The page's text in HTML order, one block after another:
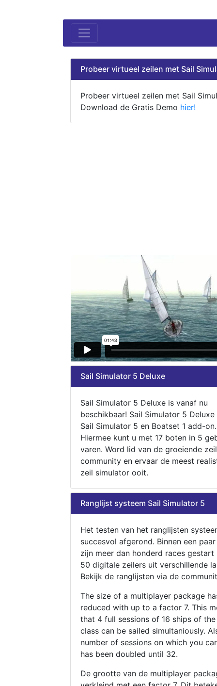
Probeer virtueel zeilen met Sail
Probeer virtueel zeilen met Sail
Download de Gratis Demo hier!
Sail Simulator 5 Deluxe
Sail Simulator 5 Deluxe is vanaf nu
beschikbaar! Sail Simulator 5
Sail Simulator 5 en Boatset 1 add-on.
Hiermee kunt u met 17 boten in 5
varen. Word lid van de groeiende zeil
community en ervaar de meest
zeil simulator ooit.
Ranglijst systeem Sail Simulator 5
Het testen van het ranglijsten
succesvol afgerond. Binnen een
zijn meer dan honderd races gestart
50 digitale zeilers uit verschillende
Bekijk de ranglijsten via de
The size of a multiplayer package
reduced with up to a factor 7. This
that 4 full sessions of 16 ships of
class can be sailed simultaniously.
number of sessions on which you
has been doubled until 32.
De grootte van de multiplayer